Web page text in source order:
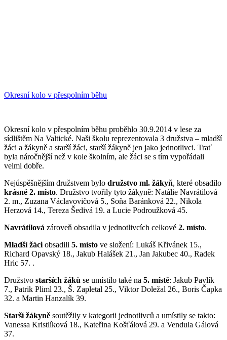
Okresní kolo v přespolním běhu
Okresní kolo v přespolním běhu proběhlo 30.9.2014 v lese za
sídlištěm Na Valtické. Naši školu reprezentovala 3 družstva – mladší
žáci a žákyně a starší žáci, starší žákyně jen jako jednotlivci. Trať
byla náročnější než v kole školním, ale žáci se s tím vypořádali
velmi dobře.
Nejúspěšnějším družstvem bylo družstvo ml. žákyň, které obsadilo
krásné 2. místo. Družstvo tvořily tyto žákyně: Natálie Navrátilová
2. m., Zuzana Václavovičová 5., Soňa Baránková 22., Nikola
Herzová 14., Tereza Šedivá 19. a Lucie Podroužková 45.
Navrátilová zároveň obsadila v jednotlivcích celkové 2. místo.
Mladší žáciobsadili 5. místo ve složení: Lukáš Křivánek 15.,
Richard Opavský 18., Jakub Halášek 21., Jan Jakubec 40., Radek
Hric 57. .
Družstvo starších žáků se umístilo také na 5. místě: Jakub Pavlík
7., Patrik Pliml 23., Š. Zapletal 25., Viktor Doležal 26., Boris Čapka
32. a Martin Hanzalík 39.
Starší žákyně soutěžily v kategorii jednotlivců a umístily se takto:
Vanessa Kristlíková 18., Kateřina Košťálová 29. a Vendula Gálová
37.